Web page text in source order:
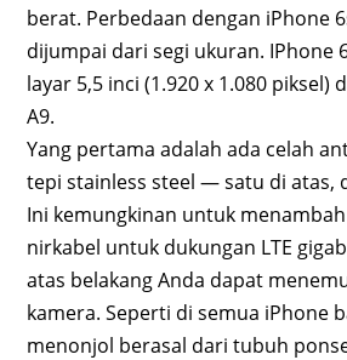
berat. Perbedaan dengan iPhone
dijumpai dari segi ukuran. IPhone
layar 5,5 inci (1.920 x 1.080 piksel)
A9.
Yang pertama adalah ada celah
tepi stainless steel — satu di atas,
Ini kemungkinan untuk
nirkabel untuk dukungan LTE
atas belakang Anda dapat
kamera. Seperti di semua iPhone
menonjol berasal dari tubuh